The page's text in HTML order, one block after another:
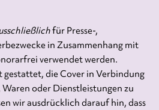
für Presse-,
in Zusammenhang mit
verwendet werden.
gestattet, die Cover in Verbindung
oder Dienstleistungen zu
wir ausdrücklich darauf hin, dass